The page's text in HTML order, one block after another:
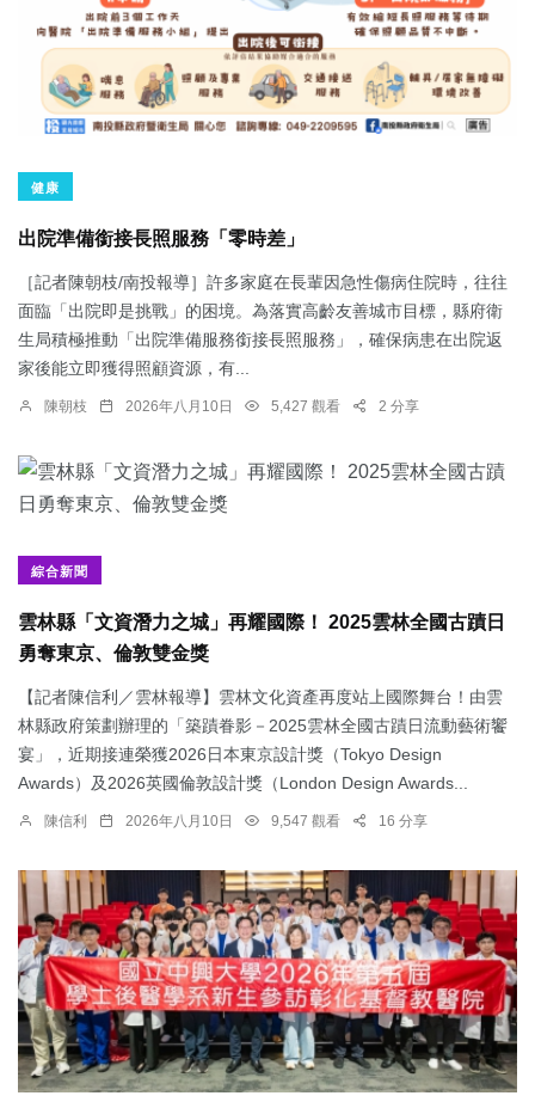
健康
出院準備銜接長照服務「零時差」
［記者陳朝枝/南投報導］許多家庭在長輩因急性傷病住院時，往往
面臨「出院即是挑戰」的困境。為落實高齡友善城市目標，縣府衛
生局積極推動「出院準備服務銜接長照服務」，確保病患在出院返
家後能立即獲得照顧資源，有...
陳朝枝 2026年八月10日 5,427 觀看 2 分享
綜合新聞
雲林縣「文資潛力之城」再耀國際！ 2025雲林全國古蹟日
勇奪東京、倫敦雙金獎
【記者陳信利／雲林報導】雲林文化資產再度站上國際舞台！由雲
林縣政府策劃辦理的「築蹟眷影－2025雲林全國古蹟日流動藝術饗
宴」，近期接連榮獲2026日本東京設計獎（Tokyo Design
Awards）及2026英國倫敦設計獎（London Design Awards...
陳信利 2026年八月10日 9,547 觀看 16 分享